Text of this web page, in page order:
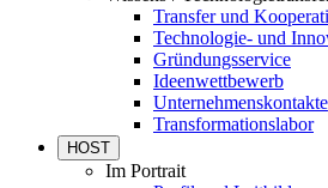
Transfer und
Technologie- und
Gründungsservice
Ideenwettbewerb
Unternehmenskontakte
Transformationslabor
HOST
Im Portrait